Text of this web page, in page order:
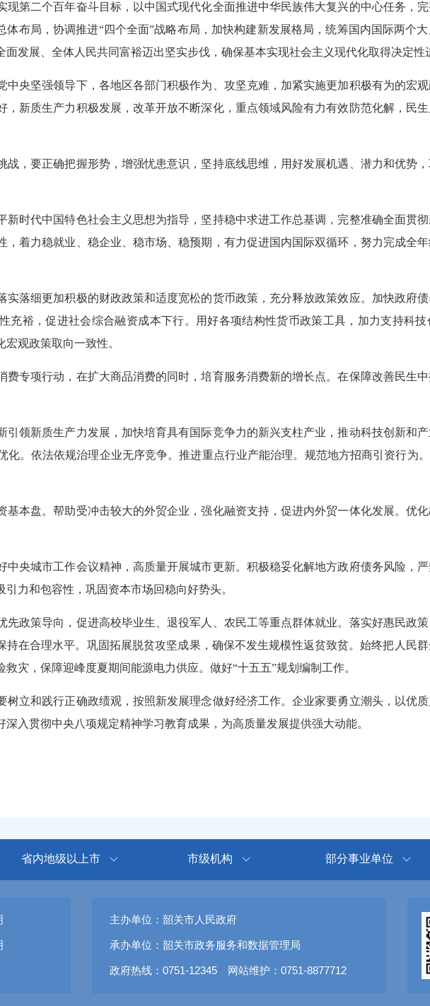
第二个百年奋斗目标，以中国式现代化全面推进中华民族伟大复兴的中心任务，
布局，协调推进“四个全面”战略布局，加快构建新发展格局，统筹国内国际两个
发展、全体人民共同富裕迈出坚实步伐，确保基本实现社会主义现代化取得决定性
坚强领导下，各地区各部门积极作为、攻坚克难，加紧实施更加积极有为的宏观
新质生产力积极发展，改革开放不断深化，重点领域风险有力有效防范化解，民
要正确把握形势，增强忧患意识，坚持底线思维，用好发展机遇、潜力和优势
代中国特色社会主义思想为指导，坚持稳中求进工作总基调，完整准确全面贯
着力稳就业、稳企业、稳市场、稳预期，有力促进国内国际双循环，努力完成全年
细更加积极的财政政策和适度宽松的货币政策，充分释放政策效应。加快政府
充裕，促进社会综合融资成本下行。用好各项结构性货币政策工具，加力支持科
观政策取向一致性。
项行动，在扩大商品消费的同时，培育服务消费新的增长点。在保障改善民生
新质生产力发展，加快培育具有国际竞争力的新兴支柱产业，推动科技创新和产
。依法依规治理企业无序竞争。推进重点行业产能治理。规范地方招商引资行为
盘。帮助受冲击较大的外贸企业，强化融资支持，促进内外贸一体化发展。优
城市工作会议精神，高质量开展城市更新。积极稳妥化解地方政府债务风险，
力和包容性，巩固资本市场回稳向好势头。
策导向，促进高校毕业生、退役军人、农民工等重点群体就业。落实好惠民政
在合理水平。巩固拓展脱贫攻坚成果，确保不发生规模性返贫致贫。始终把人民群
灾，保障迎峰度夏期间能源电力供应。做好“十五五”规划编制工作。
和践行正确政绩观，按照新发展理念做好经济工作。企业家要勇立潮头，以优
入贯彻中央八项规定精神学习教育成果，为高质量发展提供强大动能。
省内地级以上市 市级机构 部分事业单位
主办单位：韶关市人民政府
承办单位：韶关市政务服务和数据管理局
政府热线：0751-12345 网站维护：0751-8877712